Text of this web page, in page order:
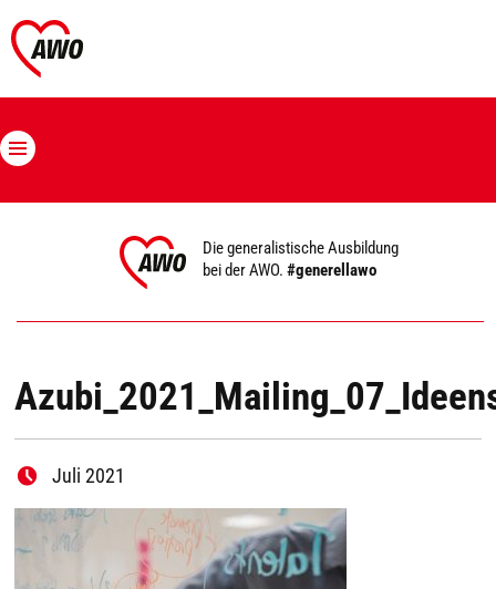
Die generalistische Ausbildung
bei der AWO.#generellawo
Juli 2021